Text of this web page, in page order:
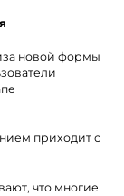
новой формы
приходит с
что многие